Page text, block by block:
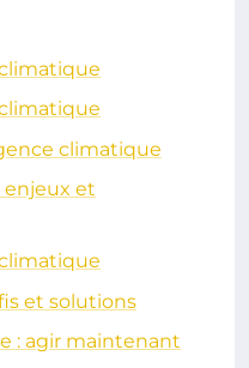
climatique
enjeux et
et solutions
: agir maintenant